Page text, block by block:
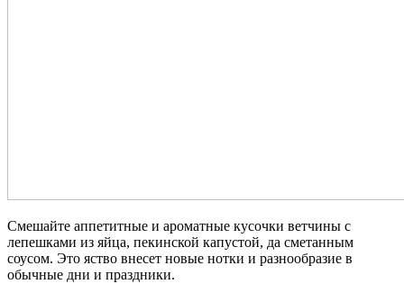
Смешайте аппетитные и ароматные кусочки ветчины с
лепешками из яйца, пекинской капустой, да сметанным
соусом. Это яство внесет новые нотки и разнообразие в
обычные дни и праздники.